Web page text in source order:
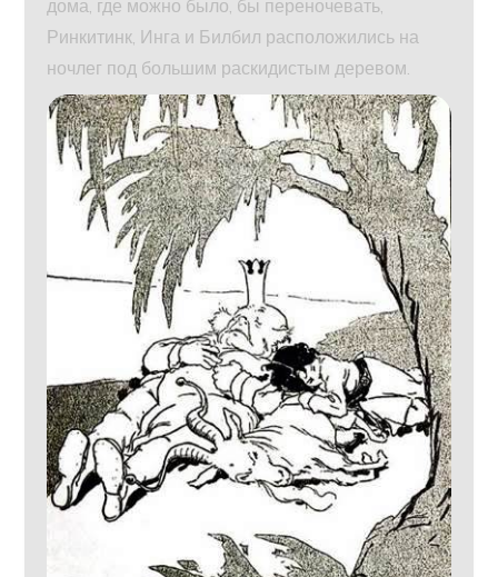
дома, где можно было, бы переночевать,
Ринкитинк, Инга и Билбил расположились на
ночлег под большим раскидистым деревом.